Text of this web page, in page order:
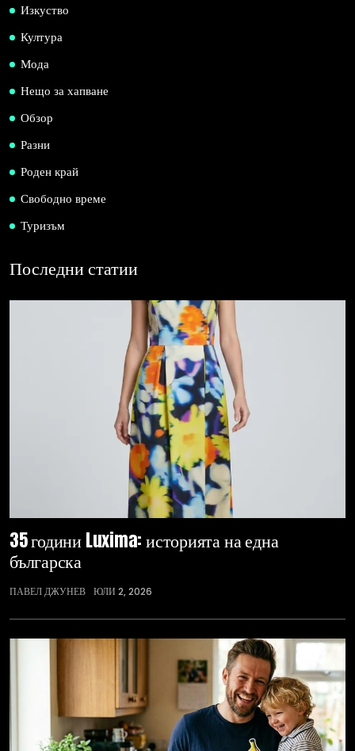
Изкуство
Култура
Мода
Нещо за хапване
Обзор
Разни
Роден край
Свободно време
Туризъм
Последни статии
35 години Luxima: историята на една
българска
ПАВЕЛ ДЖУНЕВ ЮЛИ 2, 2026